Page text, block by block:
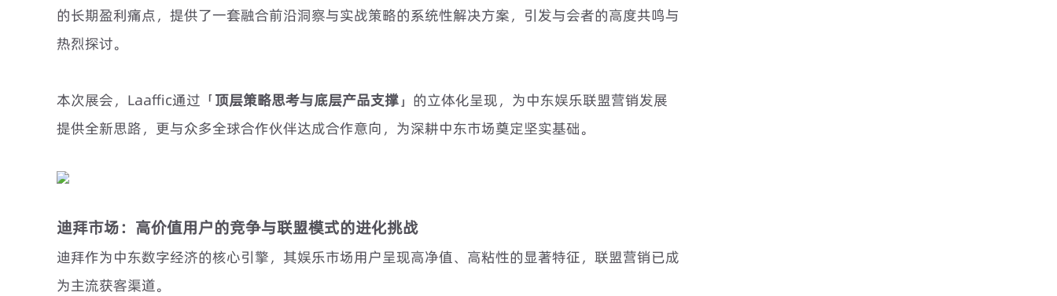
的长期盈利痛点，提供了一套融合前沿洞察与实战策略的系统性解决方案，引发与会者的高度共鸣与
热烈探讨。
本次展会，Laaffic通过「顶层策略思考与底层产品支撑」的立体化呈现，为中东娱乐联盟营销发展
提供全新思路，更与众多全球合作伙伴达成合作意向，为深耕中东市场奠定坚实基础。
迪拜市场：高价值用户的竞争与联盟模式的进化挑战
迪拜作为中东数字经济的核心引擎，其娱乐市场用户呈现高净值、高粘性的显著特征，联盟营销已成
为主流获客渠道。